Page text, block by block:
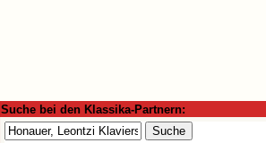
Suche bei den Klassika-Partnern: